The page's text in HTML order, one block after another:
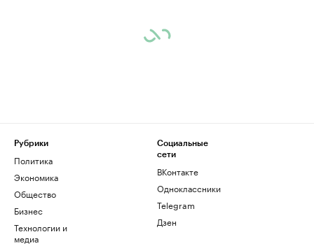
Рубрики
Политика
Экономика
Общество
Бизнес
Технологии и
медиа
Социальные
сети
ВКонтакте
Одноклассники
Telegram
Дзен